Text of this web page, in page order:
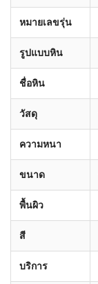
หมายเลขรุ่น
รูปแบบหิน
ชื่อหิน
วัสดุ
ความหนา
ขนาด
พื้นผิว
สี
บริการ